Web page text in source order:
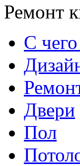
Ремонт
С
Двери
Пол